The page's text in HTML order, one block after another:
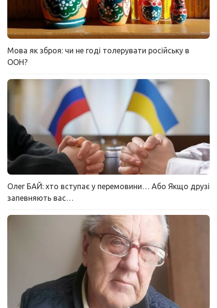
Мова як зброя: чи не годі толерувати російську в
ООН?
Олег БАЙ: хто вступає у перемовини… Або Якщо друзі
запевняють вас…